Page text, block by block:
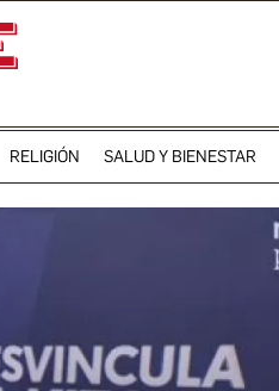
RELIGIÓN SALUD Y BIENESTAR